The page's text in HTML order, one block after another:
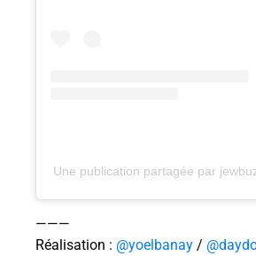
Une publication partagée par
———
Réalisation : @yoelbanay /